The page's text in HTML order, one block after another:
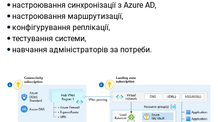
настроювання синхронізації з Azure AD,
настроювання маршрутизації,
конфігурування реплікації,
тестування системи,
навчання адміністраторів за потреби.